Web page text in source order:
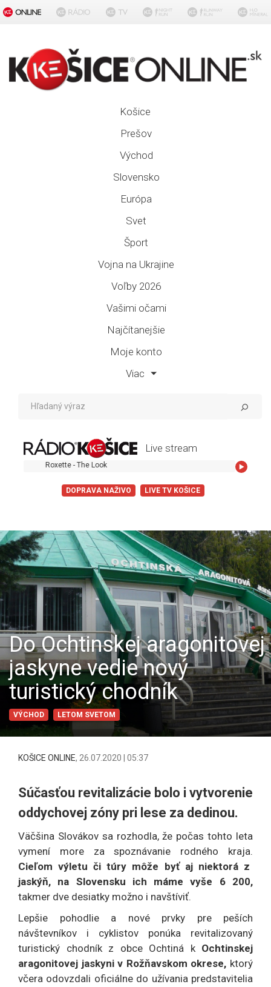
Košice
Prešov
Východ
Slovensko
Európa
Svet
Šport
Vojna na Ukrajine
Voľby 2026
Vašimi očami
Najčítanejšie
Moje konto
Viac
Live stream
Roxette - The Look
DOPRAVA NAŽIVO LIVE TV KOŠICE
Do Ochtinskej aragonitovej
jaskyne vedie nový
turistický chodník
VÝCHOD LETOM SVETOM
KOŠICE ONLINE, 26.07.2020 | 05:37
Súčasťou revitalizácie bolo i vytvorenie
oddychovej zóny pri lese za dedinou.
Väčšina Slovákov sa rozhodla, že počas tohto leta
vymení more za spoznávanie rodného kraja.
Cieľom výletu či túry môže byť aj niektorá z
jaskýň, na Slovensku ich máme vyše 6 200,
takmer dve desiatky možno i navštíviť.
Lepšie pohodlie a nové prvky pre peších
návštevníkov i cyklistov ponúka revitalizovaný
turistický chodník z obce Ochtiná k Ochtinskej
aragonitovej jaskyni v Rožňavskom okrese, ktorý
včera odovzdali oficiálne do užívania predstavitelia